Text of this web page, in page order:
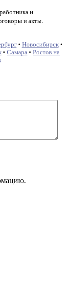
и
и акты.
• Новосибирск•
• Самара • Ростов на